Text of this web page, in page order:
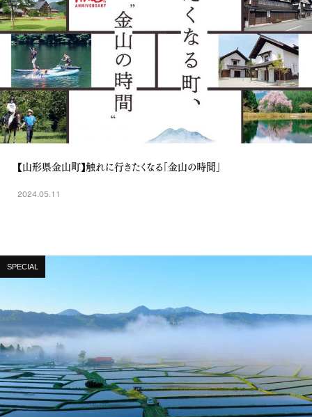
【山形県金山町】触れに行きたくなる「金山の時間」
2024.05.11
SPECIAL